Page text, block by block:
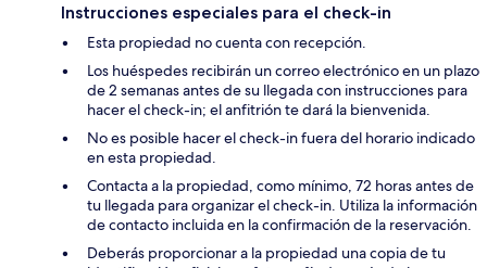
Instrucciones especiales para el check-in
Esta propiedad no cuenta con recepción.
Los huéspedes recibirán un correo electrónico en un plazo
de 2 semanas antes de su llegada con instrucciones para
hacer el check-in; el anfitrión te dará la bienvenida.
No es posible hacer el check-in fuera del horario indicado
en esta propiedad.
Contacta a la propiedad, como mínimo, 72 horas antes de
tu llegada para organizar el check-in. Utiliza la información
de contacto incluida en la confirmación de la reservación.
Deberás proporcionar a la propiedad una copia de tu